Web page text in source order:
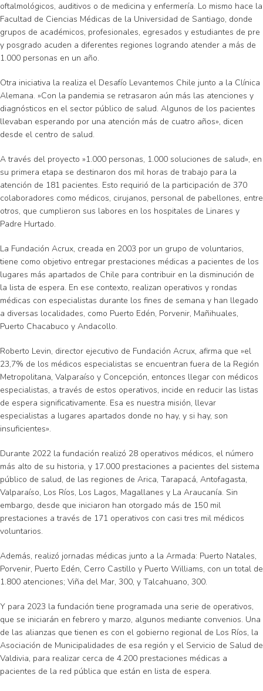
oftalmológicos, auditivos o de medicina y enfermería. Lo mismo hace la
Facultad de Ciencias Médicas de la Universidad de Santiago, donde
grupos de académicos, profesionales, egresados y estudiantes de pre
y posgrado acuden a diferentes regiones logrando atender a más de
1.000 personas en un año.
Otra iniciativa la realiza el Desafío Levantemos Chile junto a la Clínica
Alemana. »Con la pandemia se retrasaron aún más las atenciones y
diagnósticos en el sector público de salud. Algunos de los pacientes
llevaban esperando por una atención más de cuatro años», dicen
desde el centro de salud.
A través del proyecto »1.000 personas, 1.000 soluciones de salud», en
su primera etapa se destinaron dos mil horas de trabajo para la
atención de 181 pacientes. Esto requirió de la participación de 370
colaboradores como médicos, cirujanos, personal de pabellones, entre
otros, que cumplieron sus labores en los hospitales de Linares y
Padre Hurtado.
La Fundación Acrux, creada en 2003 por un grupo de voluntarios,
tiene como objetivo entregar prestaciones médicas a pacientes de los
lugares más apartados de Chile para contribuir en la disminución de
la lista de espera. En ese contexto, realizan operativos y rondas
médicas con especialistas durante los fines de semana y han llegado
a diversas localidades, como Puerto Edén, Porvenir, Mañihuales,
Puerto Chacabuco y Andacollo.
Roberto Levin, director ejecutivo de Fundación Acrux, afirma que »el
23,7% de los médicos especialistas se encuentran fuera de la Región
Metropolitana, Valparaíso y Concepción, entonces llegar con médicos
especialistas, a través de estos operativos, incide en reducir las listas
de espera significativamente. Esa es nuestra misión, llevar
especialistas a lugares apartados donde no hay, y si hay, son
insuficientes».
Durante 2022 la fundación realizó 28 operativos médicos, el número
más alto de su historia, y 17.000 prestaciones a pacientes del sistema
público de salud, de las regiones de Arica, Tarapacá, Antofagasta,
Valparaíso, Los Ríos, Los Lagos, Magallanes y La Araucanía. Sin
embargo, desde que iniciaron han otorgado más de 150 mil
prestaciones a través de 171 operativos con casi tres mil médicos
voluntarios.
Además, realizó jornadas médicas junto a la Armada: Puerto Natales,
Porvenir, Puerto Edén, Cerro Castillo y Puerto Williams, con un total de
1.800 atenciones; Viña del Mar, 300, y Talcahuano, 300.
Y para 2023 la fundación tiene programada una serie de operativos,
que se iniciarán en febrero y marzo, algunos mediante convenios. Una
de las alianzas que tienen es con el gobierno regional de Los Ríos, la
Asociación de Municipalidades de esa región y el Servicio de Salud de
Valdivia, para realizar cerca de 4.200 prestaciones médicas a
pacientes de la red pública que están en lista de espera.